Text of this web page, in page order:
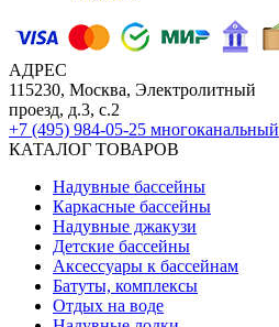
АДРЕС
115230, Москва, Электролитный
проезд, д.3, с.2
+7 (495) 984-05-25 многоканальный
КАТАЛОГ ТОВАРОВ
Надувные бассейны
Каркасные бассейны
Надувные джакузи
Детские бассейны
Аксессуары к бассейнам
Батуты, комплексы
Отдых на воде